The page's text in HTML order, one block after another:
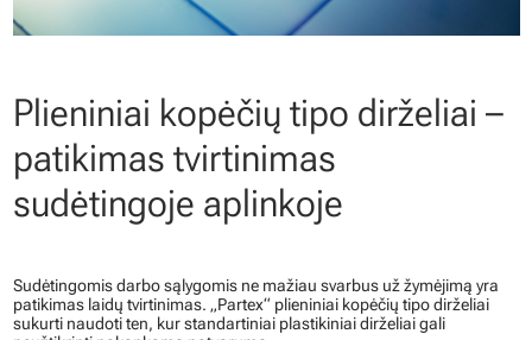
Plieniniai kopėčių tipo dirželiai –
patikimas tvirtinimas
sudėtingoje aplinkoje
Sudėtingomis darbo sąlygomis ne mažiau svarbus už žymėjimą yra
patikimas laidų tvirtinimas. „Partex“ plieniniai kopėčių tipo dirželiai
sukurti naudoti ten, kur standartiniai plastikiniai dirželiai gali